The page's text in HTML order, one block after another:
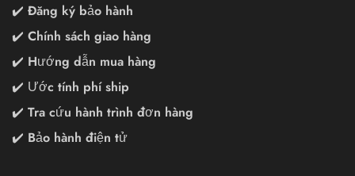
✔️ Đăng ký bảo hành
✔️ Chính sách giao hàng
✔️ Hướng dẫn mua hàng
✔️ Ước tính phí ship
✔️ Tra cứu hành trình đơn hàng
✔️ Bảo hành điện tử